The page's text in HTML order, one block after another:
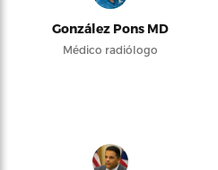
González Pons MD
Médico radiólogo